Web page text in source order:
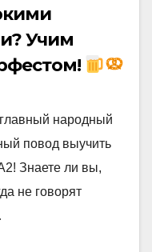
Учим
народный
повод выучить
Знаете ли вы,
не говорят